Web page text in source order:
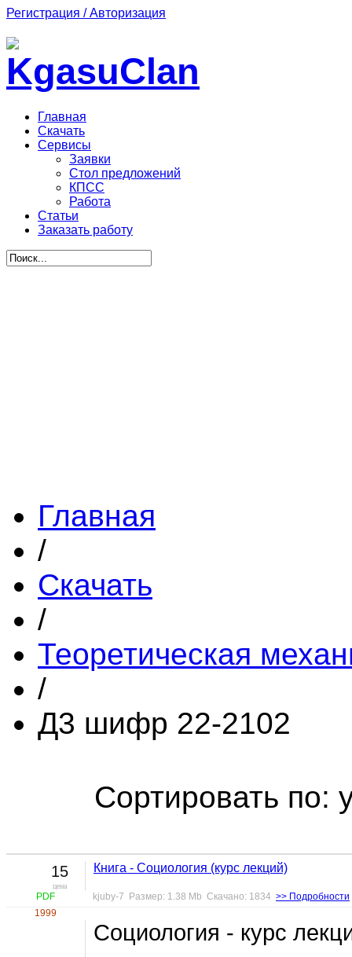
Регистрация / Авторизация
Главная
Скачать
Сервисы
Заявки
Стол предложений
КПСС
Работа
Статьи
Заказать работу
Главная
/
Скачать
/
Теоретическая
/
Д3 шифр 22-2102
Сортировать по:
15
цена
PDF
1999
Книга - Социология (курс лекций)
kjuby-7 Размер: 1.38 Mb Скачано: 1834 >> Подробности
Социология - курс